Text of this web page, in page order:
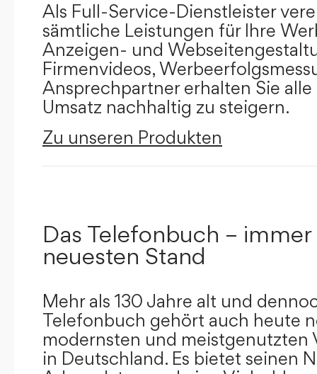
Als Full-Service-Dienstleister
sämtliche Leistungen für Ihre
Anzeigen- und
Firmenvideos,
Ansprechpartner erhalten Sie
Umsatz nachhaltig zu steigern.
Zu unseren Produkten
Das Telefonbuch –
neuesten Stand
Mehr als 130 Jahre alt und
Telefonbuch gehört auch heute
modernsten und meistgenutzten
in Deutschland. Es bietet seinen